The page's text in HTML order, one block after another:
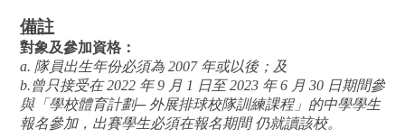
備註
對象及參加資格：
a. 隊員出生年份必須為 2007 年或以後；及
b.曾只接受在 2022 年 9 月 1 日至 2023 年 6 月 30 日期間參
與「學校體育計劃─ 外展排球校隊訓練課程」的中學學生
報名參加，出賽學生必須在報名期間 仍就讀該校。